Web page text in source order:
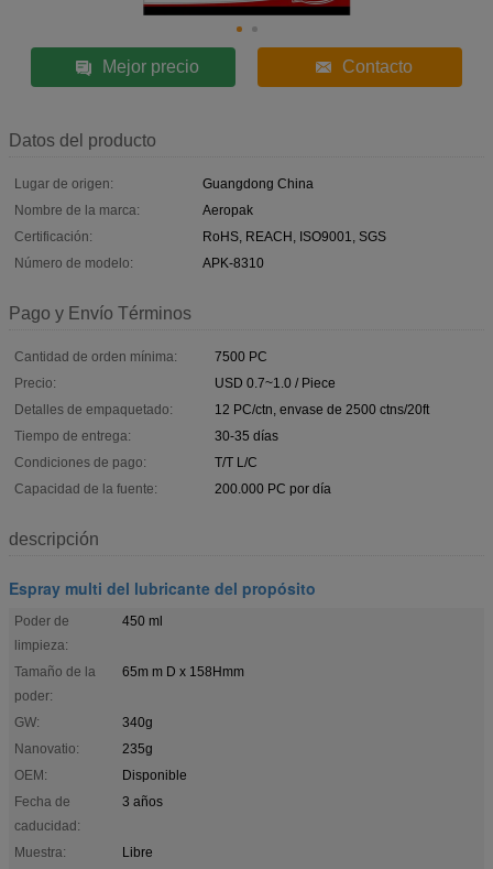
Mejor precio Contacto
Datos del producto
Lugar de origen:
Guangdong China
Nombre de la marca:
Aeropak
Certificación:
RoHS, REACH, ISO9001, SGS
Número de modelo:
APK-8310
Pago y Envío Términos
Cantidad de orden mínima:
7500 PC
Precio:
USD 0.7~1.0 / Piece
Detalles de empaquetado:
12 PC/ctn, envase de 2500 ctns/20ft
Tiempo de entrega:
30-35 días
Condiciones de pago:
T/T L/C
Capacidad de la fuente:
200.000 PC por día
descripción
Espray multi del lubricante del propósito
Poder de
limpieza:
450 ml
Tamaño de la
poder:
65m m D x 158Hmm
GW:
340g
Nanovatio:
235g
OEM:
Disponible
Fecha de
caducidad:
3 años
Muestra:
Libre